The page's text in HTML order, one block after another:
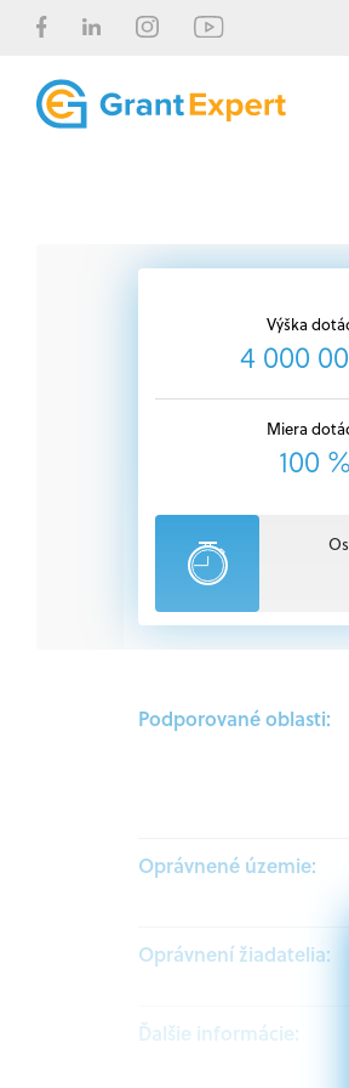
Výška
4 000
Miera
100 %
Podporované oblasti:
Oprávnené územie:
Oprávnení žiadatelia:
Ďalšie informácie: